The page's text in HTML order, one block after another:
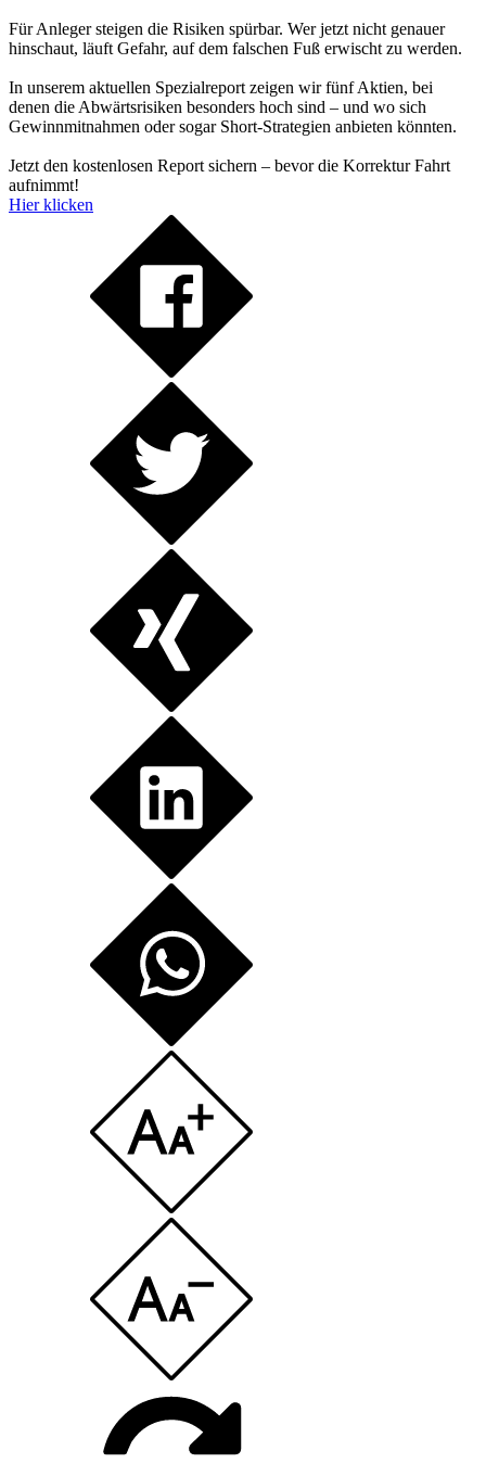
Für Anleger steigen die Risiken spürbar. Wer jetzt nicht genauer
hinschaut, läuft Gefahr, auf dem falschen Fuß erwischt zu werden.
In unserem aktuellen Spezialreport zeigen wir fünf Aktien, bei
denen die Abwärtsrisiken besonders hoch sind – und wo sich
Gewinnmitnahmen oder sogar Short-Strategien anbieten könnten.
Jetzt den kostenlosen Report sichern – bevor die Korrektur Fahrt
aufnimmt!
Hier klicken